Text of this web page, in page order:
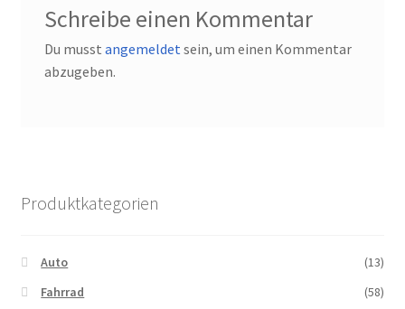
Schreibe einen Kommentar
Du musst angemeldetsein, um einen Kommentar
abzugeben.
Produktkategorien
Auto
(13)
Fahrrad
(58)